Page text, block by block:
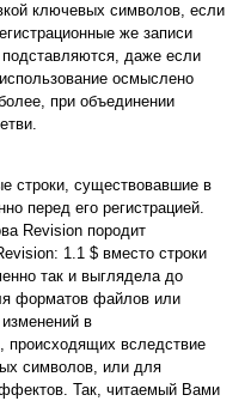
ключевых символов, если
же записи
даже если
осмыслено
при объединении
строки, существовавшие в
перед его регистрацией.
Revision породит
1.1 $ вместо строки
так и выглядела до
форматов файлов или
в
происходящих вследствие
символов, или для
Так, читаемый Вами